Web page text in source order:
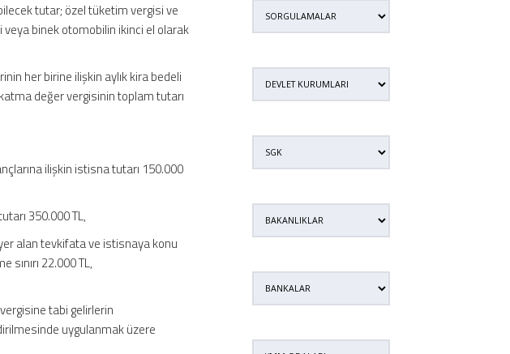
tutar; özel tüketim vergisi ve
binek otomobilin ikinci el olarak
her birine ilişkin aylık kira bedeli
değer vergisinin toplam tutarı
ilişkin istisna tutarı 150.000
350.000 TL,
alan tevkifata ve istisnaya konu
22.000 TL,
tabi gelirlerin
uygulanmak üzere